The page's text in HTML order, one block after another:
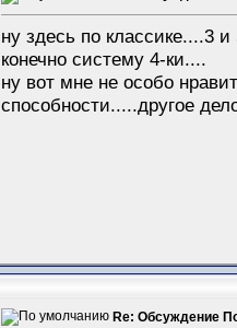
ну здесь по классике....3
конечно систему 4-ки....
ну вот мне не особо
способности.....другое
Re: Обсуждение